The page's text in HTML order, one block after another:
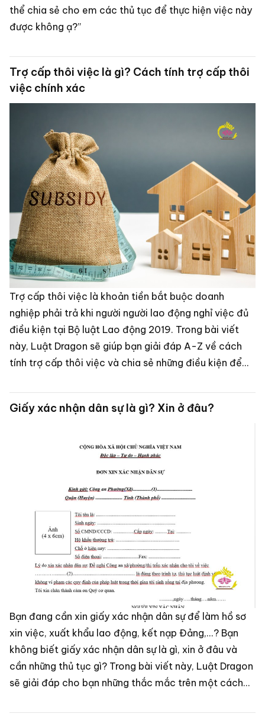
thể chia sẻ cho em các thủ tục để thực hiện việc này
được không ạ?”
Trợ cấp thôi việc là gì? Cách tính trợ cấp thôi
việc chính xác
Trợ cấp thôi việc là khoản tiền bắt buộc doanh
nghiệp phải trả khi người người lao động nghỉ việc đủ
điều kiện tại Bộ luật Lao động 2019. Trong bài viết
này, Luật Dragon sẽ giúp bạn giải đáp A-Z về cách
tính trợ cấp thôi việc và chia sẻ những điều kiện để
định pháp luật.
Giấy xác nhận dân sự là gì? Xin ở đâu?
Bạn đang cần xin giấy xác nhận dân sự để làm hồ sơ
xin việc, xuất khẩu lao động, kết nạp Đảng,...? Bạn
không biết giấy xác nhận dân sự là gì, xin ở đâu và
cần những thủ tục gì? Trong bài viết này, Luật Dragon
sẽ giải đáp cho bạn những thắc mắc trên một cách